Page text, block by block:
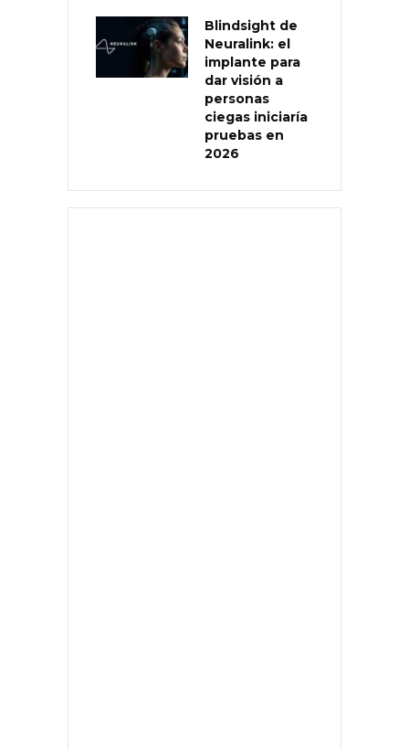
Blindsight de
Neuralink: el
implante para
dar visión a
personas
ciegas iniciaría
pruebas en
2026